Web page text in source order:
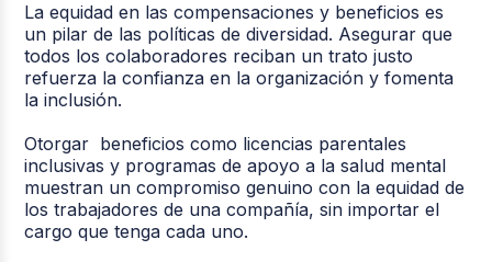
La equidad en las compensaciones y beneficios es
un pilar de las políticas de diversidad. Asegurar que
todos los colaboradores reciban un trato justo
refuerza la confianza en la organización y fomenta
la inclusión.
Otorgar beneficios como licencias parentales
inclusivas y programas de apoyo a la salud mental
muestran un compromiso genuino con la equidad de
los trabajadores de una compañía, sin importar el
cargo que tenga cada uno.